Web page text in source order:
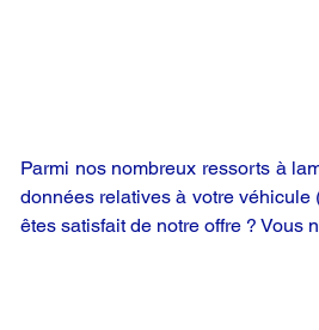
Parmi nos nombreux ressorts à
données relatives à votre
êtes satisfait de notre offre ? Vous